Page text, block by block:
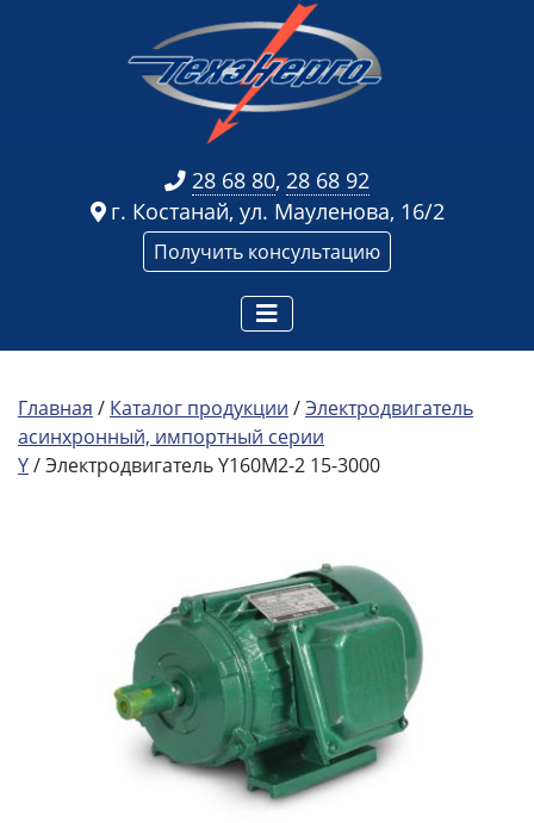
28 68 80, 28 68 92
г. Костанай, ул. Мауленова, 16/2
Получить консультацию
Главная / Каталог продукции /Электродвигатель
асинхронный, импортный серии
Y/ Электродвигатель Y160M2-2 15-3000